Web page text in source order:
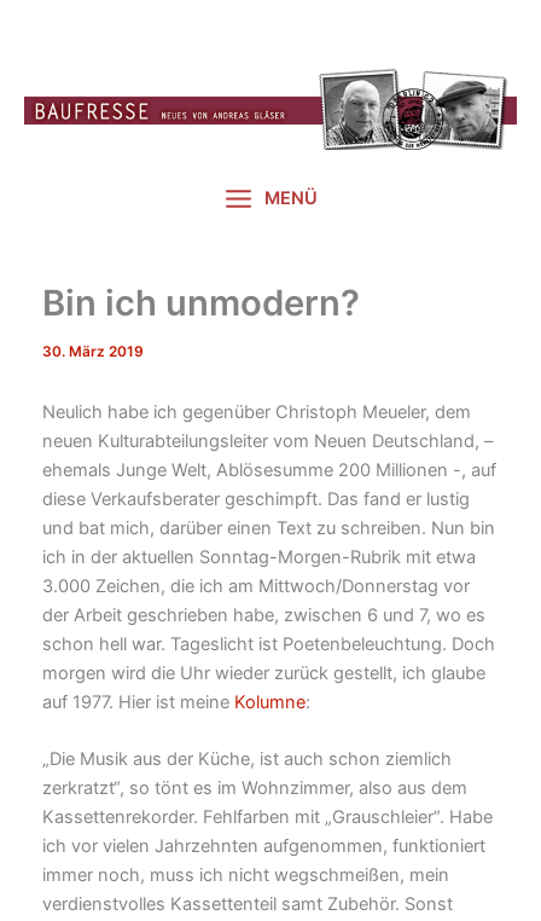
MENÜ
Bin ich unmodern?
30. März 2019
Neulich habe ich gegenüber Christoph Meueler, dem
neuen Kulturabteilungsleiter vom Neuen Deutschland, –
ehemals Junge Welt, Ablösesumme 200 Millionen -, auf
diese Verkaufsberater geschimpft. Das fand er lustig
und bat mich, darüber einen Text zu schreiben. Nun bin
ich in der aktuellen Sonntag-Morgen-Rubrik mit etwa
3.000 Zeichen, die ich am Mittwoch/Donnerstag vor
der Arbeit geschrieben habe, zwischen 6 und 7, wo es
schon hell war. Tageslicht ist Poetenbeleuchtung. Doch
morgen wird die Uhr wieder zurück gestellt, ich glaube
auf 1977. Hier ist meine Kolumne:
„Die Musik aus der Küche, ist auch schon ziemlich
zerkratzt“, so tönt es im Wohnzimmer, also aus dem
Kassettenrekorder. Fehlfarben mit „Grauschleier“. Habe
ich vor vielen Jahrzehnten aufgenommen, funktioniert
immer noch, muss ich nicht wegschmeißen, mein
verdienstvolles Kassettenteil samt Zubehör. Sonst